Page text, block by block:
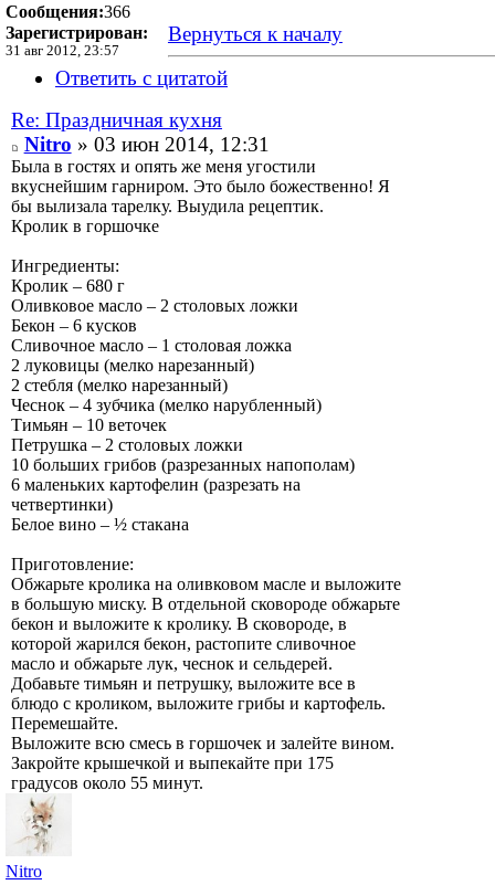
Сообщения:366
Зарегистрирован:
31 авг 2012, 23:57
Вернуться к началу
Ответить с цитатой
Re: Праздничная кухня
Nitro » 03 июн 2014, 12:31
Была в гостях и опять же меня угостили
вкуснейшим гарниром. Это было божественно! Я
бы вылизала тарелку. Выудила рецептик.
Кролик в горшочке
Ингредиенты:
Кролик – 680 г
Оливковое масло – 2 столовых ложки
Бекон – 6 кусков
Сливочное масло – 1 столовая ложка
2 луковицы (мелко нарезанный)
2 стебля (мелко нарезанный)
Чеснок – 4 зубчика (мелко нарубленный)
Тимьян – 10 веточек
Петрушка – 2 столовых ложки
10 больших грибов (разрезанных напополам)
6 маленьких картофелин (разрезать на
четвертинки)
Белое вино – ½ стакана
Приготовление:
Обжарьте кролика на оливковом масле и выложите
в большую миску. В отдельной сковороде обжарьте
бекон и выложите к кролику. В сковороде, в
которой жарился бекон, растопите сливочное
масло и обжарьте лук, чеснок и сельдерей.
Добавьте тимьян и петрушку, выложите все в
блюдо с кроликом, выложите грибы и картофель.
Перемешайте.
Выложите всю смесь в горшочек и залейте вином.
Закройте крышечкой и выпекайте при 175
градусов около 55 минут.
Nitro